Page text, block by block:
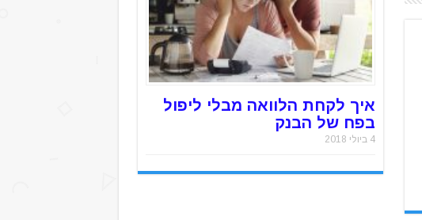
איך לקחת הלוואה מבלי ליפול
בפח של הבנק
4 ביולי 2018